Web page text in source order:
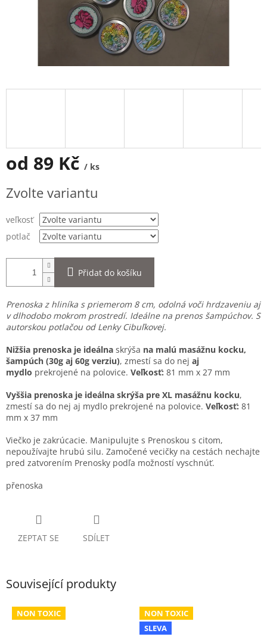
od 89 Kč / ks
cena:
Zvolte variantu
veľkosť
potlač
Přidat do košíku
Prenoska z hliníka s priemerom 8 cm, odolná voči hrdzaveniu aj
v dlhodobo mokrom prostredí. Ideálne na prenos šampúchov. S
autorskou potlačou od Lenky Cibuľkovej.
Nižšia prenoska je ideálna skrýša na malú masážnu kocku,
šampúch (30g aj 60g verziu), zmestí sa do nej aj
mydlo prekrojené na polovice. Veľkosť: 81 mm x 27 mm
Vyššia prenoska je ideálna skrýša pre XL masážnu kocku,
zmestí sa do nej aj mydlo prekrojené na polovice. Veľkosť: 81
mm x 37 mm
Viečko je zakrúcacie. Manipulujte s Prenoskou s citom,
nepoužívajte hrubú silu. Zamočené vecičky na cestách nechajte
pred zatvorením Prenosky podľa možností vyschnúť.
přenoska
ZEPTAT SE SDÍLET
Související produkty
NON TOXIC
NON TOXIC
SLEVA